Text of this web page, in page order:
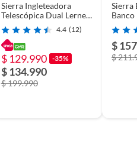
Sierra Ingleteadora
Telescópica Dual Lernen
- 2.000 Wats
4.4 (12)
$ 129.990 -35%
$ 134.990
$ 199.990
Sierra
$
$